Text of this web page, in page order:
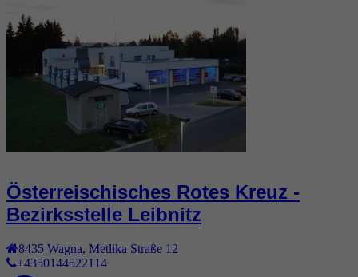
Österreischisches Rotes Kreuz -
Bezirksstelle Leibnitz
8435 Wagna Metlika Straße 12
+4350144522114